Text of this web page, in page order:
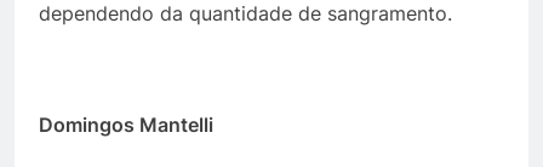
dependendo da quantidade de sangramento.
Domingos Mantelli